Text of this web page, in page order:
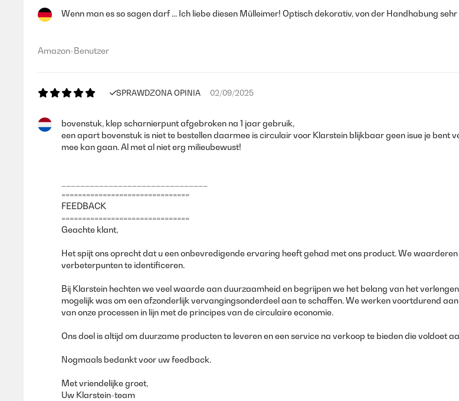
Wenn man es so sagen darf ... Ich liebe diesen Mülleimer! Optisch dekorativ, von der Handhabung
Amazon-Benutzer
SPRAWDZONA OPINIA 02/09/2025
bovenstuk, klep scharnierpunt afgebroken na 1 jaar gebruik,
een apart bovenstuk is niet te bestellen daarmee is circulair voor Klarstein blijkbaar geen isue je
mee kan gaan. Al met al niet erg milieubewust!
===============================
FEEDBACK
===============================
Geachte klant,
Het spijt ons oprecht dat u een onbevredigende ervaring heeft gehad met ons product. We
verbeterpunten te identificeren.
Bij Klarstein hechten we veel waarde aan duurzaamheid en begrijpen we het belang van het
mogelijk was om een afzonderlijk vervangingsonderdeel aan te schaffen. We werken voortdurend
van onze processen in lijn met de principes van de circulaire economie.
Ons doel is altijd om duurzame producten te leveren en een service na verkoop te bieden die voldoet
Nogmaals bedankt voor uw feedback.
Met vriendelijke groet,
Uw Klarstein-team